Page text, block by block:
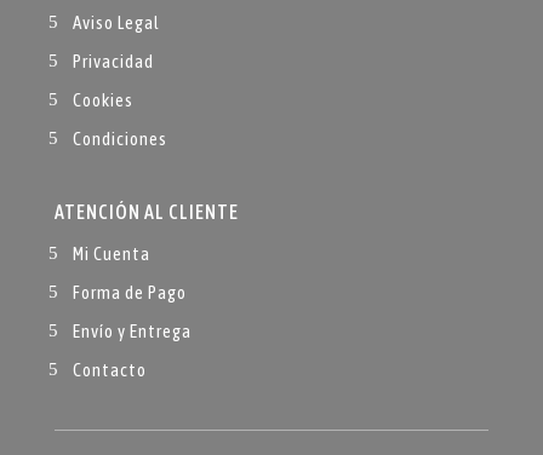
Aviso Legal
Privacidad
Cookies
Condiciones
ATENCIÓN AL CLIENTE
Mi Cuenta
Forma de Pago
Envío y Entrega
Contacto